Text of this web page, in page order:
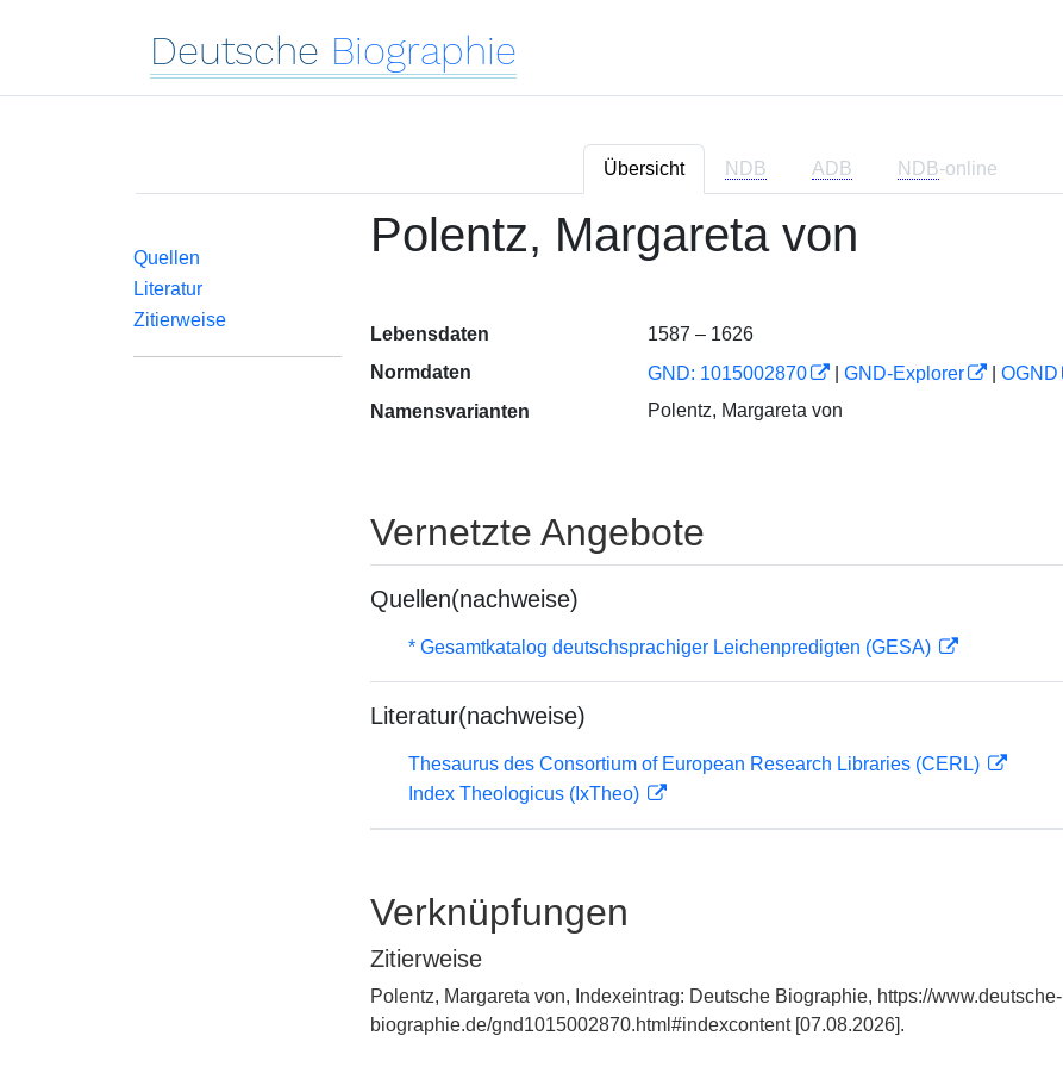
Deutsche Biographie
Übersicht NDB ADB NDB-online
Quellen
Literatur
Zitierweise
Polentz, Margareta von
Lebensdaten
1587 – 1626
Normdaten
GND: 1015002870 GND-Explorer OGND
Namensvarianten
Polentz, Margareta von
Vernetzte Angebote
Quellen(nachweise)
* Gesamtkatalog deutschsprachiger Leichenpredigten (GESA)
Literatur(nachweise)
Thesaurus des Consortium of European Research Libraries (CERL)
Index Theologicus (IxTheo)
Verknüpfungen
Zitierweise
Polentz, Margareta von, Indexeintrag: Deutsche Biographie, https://www.deutsche-
biographie.de/gnd1015002870.html#indexcontent [07.08.2026].